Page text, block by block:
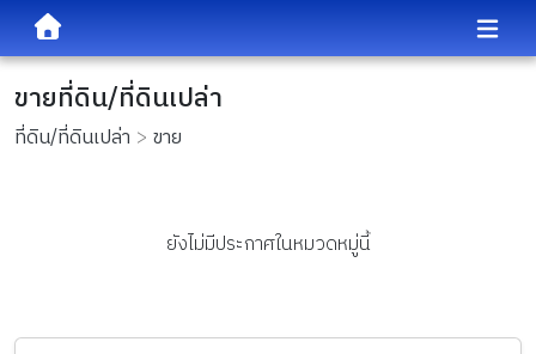
ขายที่ดิน/ที่ดินเปล่า
ที่ดิน/ที่ดินเปล่า ขาย
ยังไม่มีประกาศในหมวดหมู่นี้